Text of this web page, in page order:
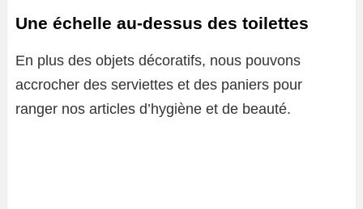
Une échelle au-dessus des toilettes
En plus des objets décoratifs, nous pouvons
accrocher des serviettes et des paniers pour
ranger nos articles d’hygiène et de beauté.